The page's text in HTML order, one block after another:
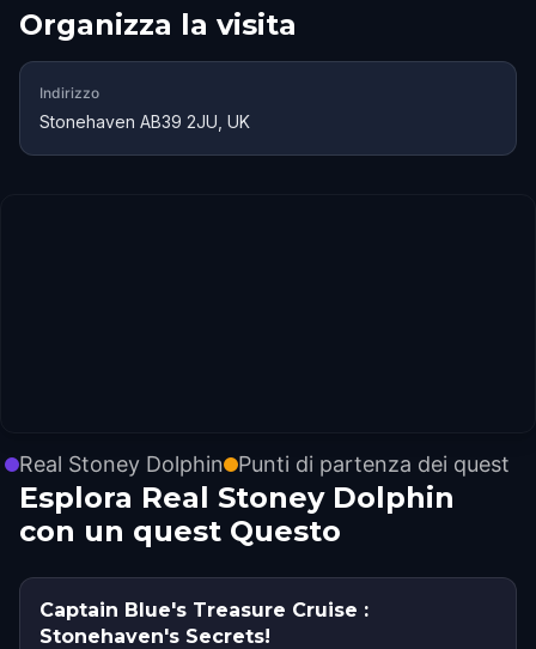
Organizza la visita
Indirizzo
Stonehaven AB39 2JU, UK
Real Stoney Dolphin Punti di partenza dei quest
Esplora Real Stoney Dolphin
con un quest Questo
Captain Blue's Treasure Cruise :
Stonehaven's Secrets!